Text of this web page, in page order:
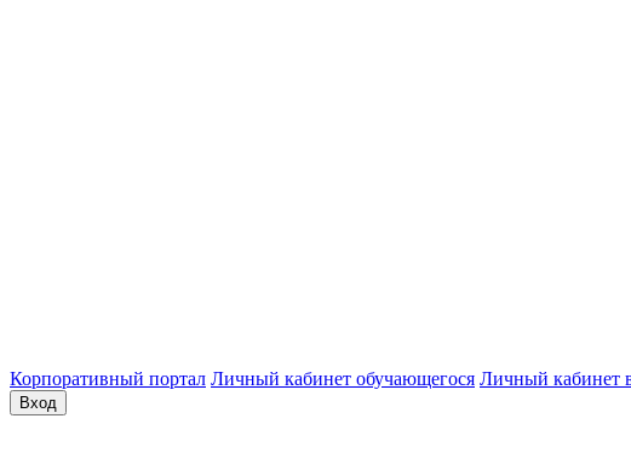
Корпоративный портал Личный кабинет обучающегося Личный кабинет
Вход